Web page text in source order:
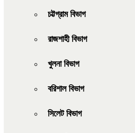
চট্টগ্রাম বিভাগ
রাজশাহী বিভাগ
খুলনা বিভাগ
বরিশাল বিভাগ
সিলেট বিভাগ